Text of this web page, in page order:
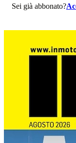
Sei già abbonato?